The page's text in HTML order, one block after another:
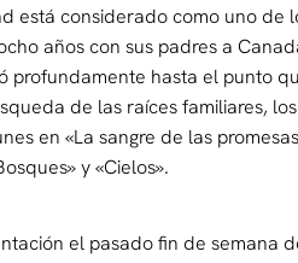
está considerado como uno de
años con sus padres a
profundamente hasta el punto
de las raíces familiares,
en «La sangre de las
y «Cielos».
el pasado fin de semana